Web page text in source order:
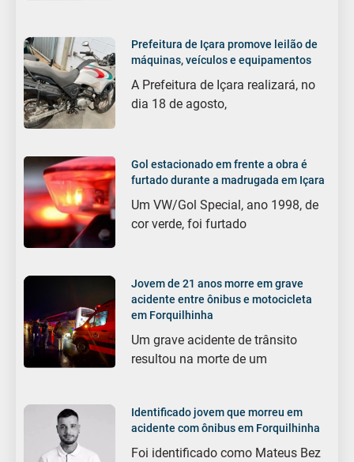
Prefeitura de Içara promove leilão de
máquinas, veículos e equipamentos
A Prefeitura de Içara realizará, no
dia 18 de agosto,
Gol estacionado em frente a obra é
furtado durante a madrugada em Içara
Um VW/Gol Special, ano 1998, de
cor verde, foi furtado
Jovem de 21 anos morre em grave
acidente entre ônibus e motocicleta
em Forquilhinha
Um grave acidente de trânsito
resultou na morte de um
Identificado jovem que morreu em
acidente com ônibus em Forquilhinha
Foi identificado como Mateus Bez